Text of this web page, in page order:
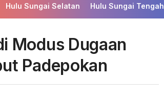
Hulu Sungai Selatan Hulu Sungai Tengah
Modus Dugaan
Padepokan